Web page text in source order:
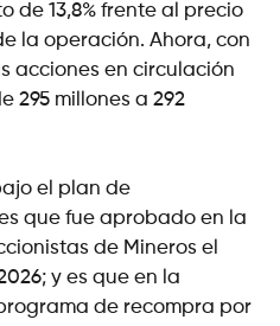
de 13,8% frente al precio
la operación. Ahora, con
acciones en circulación
295 millones a 292
el plan de
que fue aprobado en la
de Mineros el
y es que en la
de recompra por